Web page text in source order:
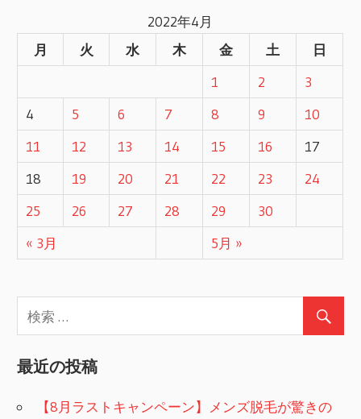
ナ
ビ
ゲ
ー
シ
ョ
事:
事:
2022年4月
月
火 水 木 金 土 日
« 3月 5月 »
1 2
3
4
5 6 7 8 9
10
11
12 13 14 15 16
17
18
19 20 21 22 23
24
25
26 27 28 29 30
最近の投稿
【8月ラストキャンペーン】メンズ脱毛が驚きの